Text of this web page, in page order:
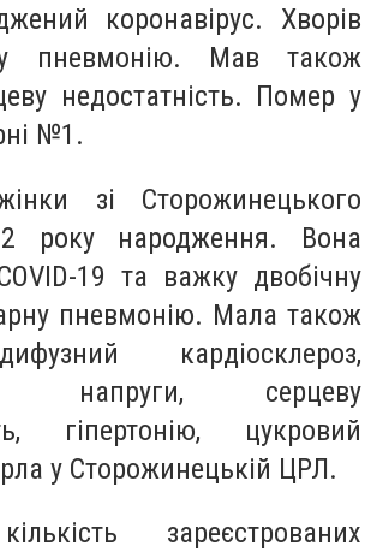
коронавірус. Хворів
пневмонію. Мав також
недостатність. Помер у
№1.
зі Сторожинецького
року народження. Вона
19 та важку двобічну
пневмонію. Мала також
кардіосклероз,
напруги, серцеву
гіпертонію, цукровий
у Сторожинецькій ЦРЛ.
зареєстрованих